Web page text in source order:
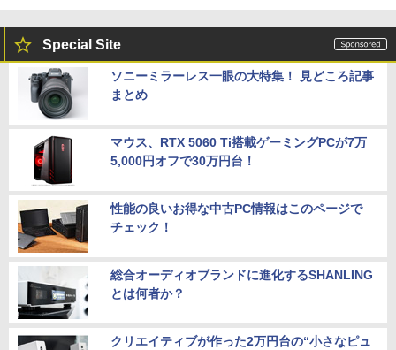
Special Site
ソニーミラーレス一眼の大特集！ 見どころ記事
まとめ
マウス、RTX 5060 Ti搭載ゲーミングPCが7万
5,000円オフで30万円台！
性能の良いお得な中古PC情報はこのページで
チェック！
総合オーディオブランドに進化するSHANLING
とは何者か？
クリエイティブが作った2万円台の“小さなピュ